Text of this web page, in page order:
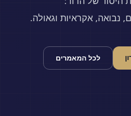
נבואה, אקראיות וגאולה.
לכל המאמרים